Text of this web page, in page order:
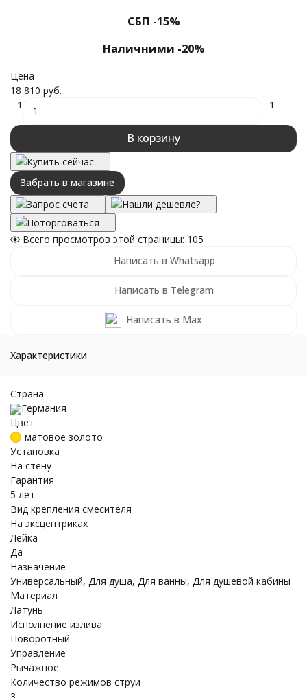
СБП -15%
Наличними -20%
Цена
18 810 руб.
1
1
В корзину
Купить сейчас
Забрать в магазине
Запрос счета
Нашли дешевле?
Поторговаться
Всего просмотров этой страницы: 105
Написать в Whatsapp
Написать в Telegram
Написать в Max
Характеристики
Страна
Германия
Цвет
матовое золото
Установка
На стену
Гарантия
5 лет
Вид крепления смесителя
На эксцентриках
Лейка
Да
Назначение
Универсальный, Для душа, Для ванны, Для душевой кабины
Материал
Латунь
Исполнение излива
Поворотный
Управление
Рычажное
Количество режимов струи